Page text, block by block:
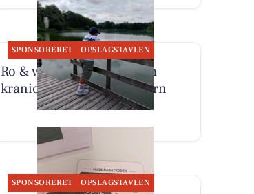
SPONSORERET OPSLAGSTAVLEN
Ro & velvære fortæller om
kranio sakral terapi til børn
SPONSORERET OPSLAGSTAVLEN